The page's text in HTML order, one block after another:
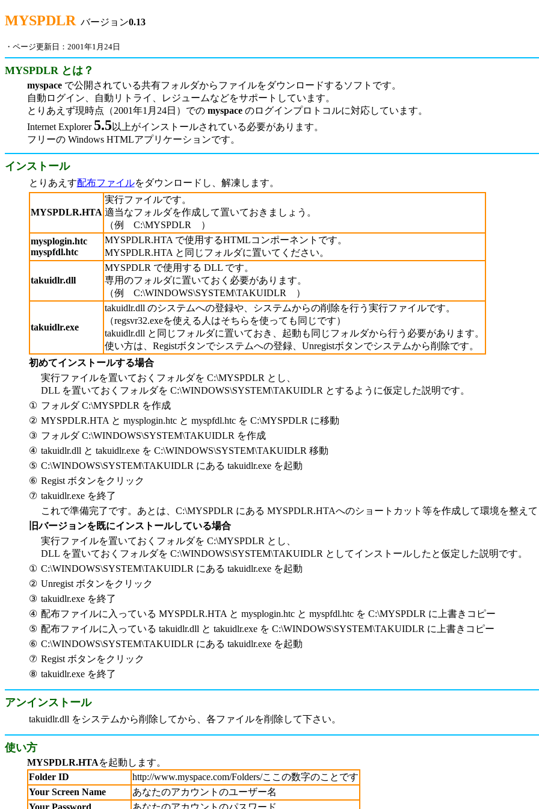
MYSPDLR バージョン0.13
・ページ更新日：2001年1月24日
MYSPDLR とは？
myspaceで公開されている共有フォルダからファイルをダウンロードするソフトです。
自動ログイン、自動リトライ、レジュームなどをサポートしています。
とりあえず現時点（2001年1月24日）での myspaceのログインプロトコルに対応しています。
Internet Explorer 5.5以上がインストールされている必要があります。
フリーの Windows HTMLアプリケーションです。
インストール
とりあえす配布ファイルをダウンロードし、解凍します。
MYSPDLR.HTA
実行ファイルです。
適当なフォルダを作成して置いておきましょう。
（例 C:\MYSPDLR ）
mysplogin.htc
myspfdl.htc
MYSPDLR.HTA で使用するHTMLコンポーネントです。
MYSPDLR.HTA と同じフォルダに置いてください。
takuidlr.dll
MYSPDLR で使用する DLL です。
専用のフォルダに置いておく必要があります。
（例 C:\WINDOWS\SYSTEM\TAKUIDLR ）
takuidlr.exe
takuidlr.dll のシステムへの登録や、システムからの削除を行う実行ファイルです。
（regsvr32.exeを使える人はそちらを使っても同じです）
takuidlr.dll と同じフォルダに置いておき、起動も同じフォルダから行う必要があります。
使い方は、Registボタンでシステムへの登録、Unregistボタンでシステムから削除です。
初めてインストールする場合
実行ファイルを置いておくフォルダを C:\MYSPDLR とし、
DLL を置いておくフォルダを C:\WINDOWS\SYSTEM\TAKUIDLR とするように仮定した説明です。
① フォルダ C:\MYSPDLR を作成
② MYSPDLR.HTA と mysplogin.htc と myspfdl.htc を C:\MYSPDLR に移動
③ フォルダ C:\WINDOWS\SYSTEM\TAKUIDLR を作成
④ takuidlr.dll と takuidlr.exe を C:\WINDOWS\SYSTEM\TAKUIDLR 移動
⑤ C:\WINDOWS\SYSTEM\TAKUIDLR にある takuidlr.exe を起動
⑥ Regist ボタンをクリック
⑦ takuidlr.exe を終了
これで準備完了です。あとは、C:\MYSPDLR にある MYSPDLR.HTAへのショートカット等を作成して環境を整えて
旧バージョンを既にインストールしている場合
実行ファイルを置いておくフォルダを C:\MYSPDLR とし、
DLL を置いておくフォルダを C:\WINDOWS\SYSTEM\TAKUIDLR としてインストールしたと仮定した説明です。
① C:\WINDOWS\SYSTEM\TAKUIDLR にある takuidlr.exe を起動
② Unregist ボタンをクリック
③ takuidlr.exe を終了
④ 配布ファイルに入っている MYSPDLR.HTA と mysplogin.htc と myspfdl.htc を C:\MYSPDLR に上書きコピー
⑤ 配布ファイルに入っている takuidlr.dll と takuidlr.exe を C:\WINDOWS\SYSTEM\TAKUIDLR に上書きコピー
⑥ C:\WINDOWS\SYSTEM\TAKUIDLR にある takuidlr.exe を起動
⑦ Regist ボタンをクリック
⑧ takuidlr.exe を終了
アンインストール
takuidlr.dll をシステムから削除してから、各ファイルを削除して下さい。
使い方
MYSPDLR.HTAを起動します。
Folder ID
http://www.myspace.com/Folders/ここの数字のことです
Your Screen Name
あなたのアカウントのユーザー名
Your Password
あなたのアカウントのパスワード